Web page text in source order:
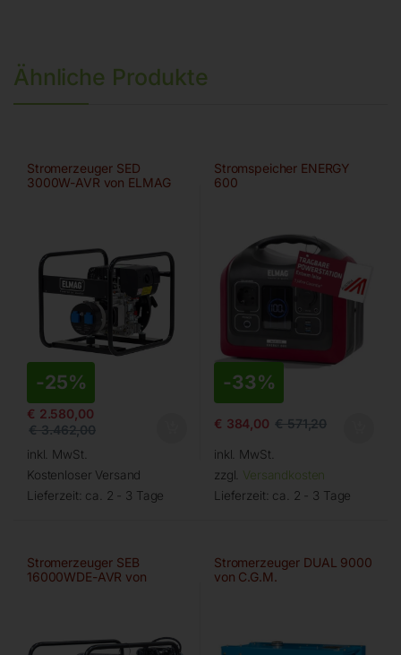
Ähnliche Produkte
Stromerzeuger SED
3000W-AVR von ELMAG
-25%
€ 2.580,00
€3.462,00
inkl. MwSt.
Kostenloser Versand
Lieferzeit: ca. 2 - 3 Tage
Stromspeicher ENERGY
600
-33%
€ 384,00 €571,20
inkl. MwSt.
zzgl. Versandkosten
Lieferzeit: ca. 2 - 3 Tage
Stromerzeuger SEB
16000WDE-AVR von
Stromerzeuger DUAL 9000
von C.G.M.